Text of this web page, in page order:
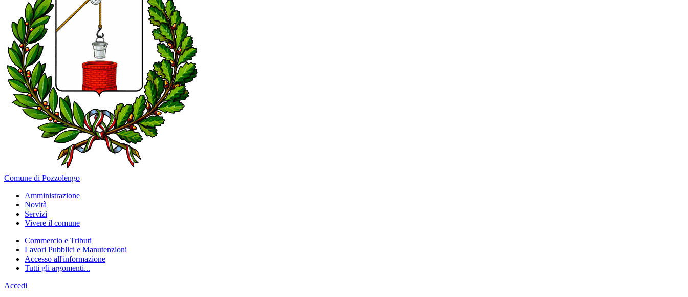
Comune di Pozzolengo
Amministrazione
Novità
Servizi
Vivere il comune
Commercio e Tributi
Lavori Pubblici e Manutenzioni
Accesso all'informazione
Tutti gli argomenti...
Accedi